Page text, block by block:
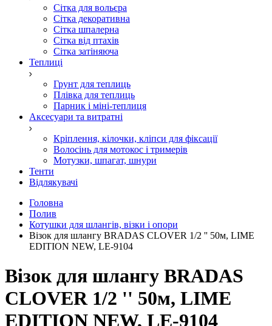
Сітка для вольєра
Сітка декоративна
Сітка шпалерна
Сітка від птахів
Сітка затіняюча
Теплиці
Грунт для теплиць
Плівка для теплиць
Парник і міні-теплиця
Аксесуари та витратні
Кріплення, кілочки, кліпси для фіксації
Волосінь для мотокос і тримерів
Мотузки, шпагат, шнури
Тенти
Відлякувачі
Головна
Полив
Котушки для шлангів, візки і опори
Візок для шлангу BRADAS CLOVER 1/2 '' 50м, LIME
EDITION NEW, LE-9104
Візок для шлангу BRADAS
CLOVER 1/2 '' 50м, LIME
EDITION NEW, LE-9104